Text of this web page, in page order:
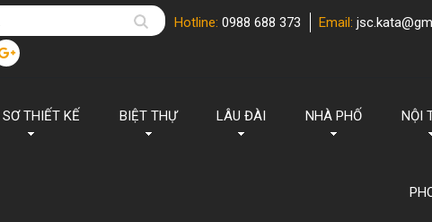
Hotline: 0988 688 373 Email:
SƠ THIẾT KẾ BIỆT THỰ LÂU ĐÀI NHÀ PHỐ NỘI